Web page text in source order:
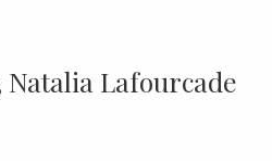
Natalia Lafourcade